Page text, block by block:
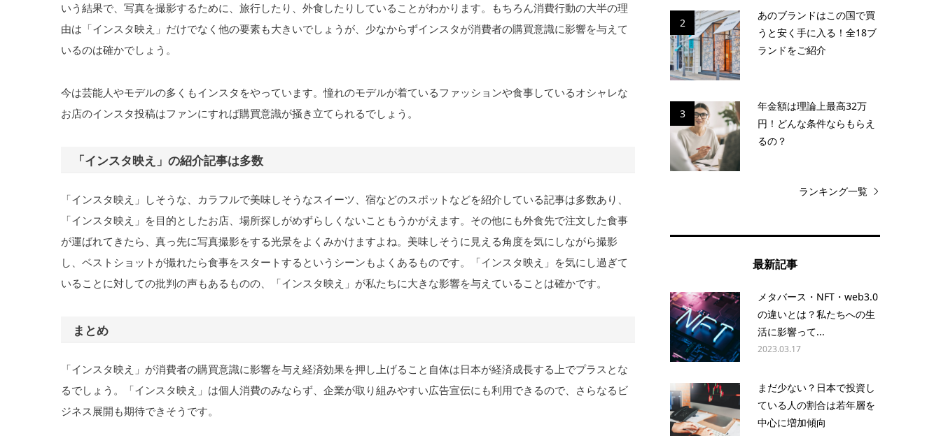
いう結果で、写真を撮影するために、旅行したり、外食したりしていることがわかります。もちろん消費行動の大半の理
由は「インスタ映え」だけでなく他の要素も大きいでしょうが、少なからずインスタが消費者の購買意識に影響を与えて
いるのは確かでしょう。
今は芸能人やモデルの多くもインスタをやっています。憧れのモデルが着ているファッションや食事しているオシャレな
お店のインスタ投稿はファンにすれば購買意識が掻き立てられるでしょう。
「インスタ映え」の紹介記事は多数
「インスタ映え」しそうな、カラフルで美味しそうなスイーツ、宿などのスポットなどを紹介している記事は多数あり、
「インスタ映え」を目的としたお店、場所探しがめずらしくないこともうかがえます。その他にも外食先で注文した食事
が運ばれてきたら、真っ先に写真撮影をする光景をよくみかけますよね。美味しそうに見える角度を気にしながら撮影
し、ベストショットが撮れたら食事をスタートするというシーンもよくあるものです。「インスタ映え」を気にし過ぎて
いることに対しての批判の声もあるものの、「インスタ映え」が私たちに大きな影響を与えていることは確かです。
まとめ
「インスタ映え」が消費者の購買意識に影響を与え経済効果を押し上げること自体は日本が経済成長する上でプラスとな
るでしょう。「インスタ映え」は個人消費のみならず、企業が取り組みやすい広告宣伝にも利用できるので、さらなるビ
ジネス展開も期待できそうです。
2
あのブランドはこの国で買
うと安く手に入る！全18ブ
ランドをご紹介
3
年金額は理論上最高32万
円！どんな条件ならもらえ
るの？
ランキング一覧
最新記事
メタバース・NFT・web3.0
の違いとは？私たちへの生
活に影響って...
2023.03.17
まだ少ない？日本で投資し
ている人の割合は若年層を
中心に増加傾向